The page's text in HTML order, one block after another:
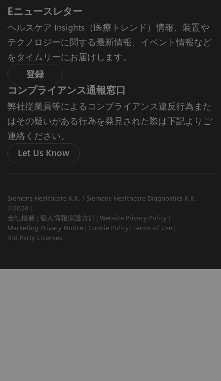
Eニュースレター
ヘルスケア Insights（医療トレンド）情報、装置や
テクノロジーに関する最新情報、イベント情報など
をタイムリーにお届けします。
登録
コンプライアンス通報窓口
弊社従業員等によるコンプライアンス違反行為また
はその疑いがある行為を発見された際は下記よりご
連絡ください。
Let Us Know
Siemens Healthcare K.K. / Siemens Healthcare Diagnostics K.K.
©2026
会社概要
個人情報保護方針
Website Privacy Policy
Marketing Privacy Notice
Cookie Policy Terms of Use
3rd Party Licenses